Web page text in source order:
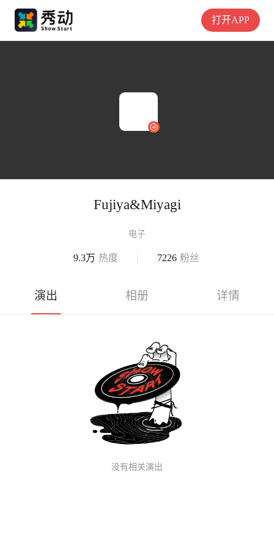
打开APP
Fujiya&Miyagi
电子
9.3万 热度 7226 粉丝
演出 相册 详情
没有相关演出